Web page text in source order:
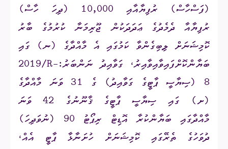
(ފަސްހާސް) ރުފިޔާއާއި 10,000 (ދިހަ ހާސް)
ރުފިޔާއާ ދެމެދުގެ ޢަދަދަކުން ޖޫރިމަނާ ކުރުމުގެ ބާރު
ކޮމިޝަނަށް ލިބިގެންވާ ކަމުގައި އެ މާއްދާގެ (ނ) ގައި
ބަޔާންކޮށްފައިވާއިވާއިރު، ގަވާއިދު ނަންބަރު:2019/R-
8
(ސިޔާސީ ޕާޓީގެ ގަވާއިދު) ގެ 31 ވަނަ މާއްދާގެ
(ށ) ގައި ސިޔާސީ ޕާޓީގެ ޤާނޫނުގެ 42 ވަނަ
މާއްދާގައި ބަޔާންކުރާ އޮޑިޓް ރިޕޯޓު 90 (ނުވަދިހަ)
ދުވަހުގެ ތެރޭގައި ކޮމިޝަނަށް ހުށަނާޅާ ޕާޓީ އެއް،